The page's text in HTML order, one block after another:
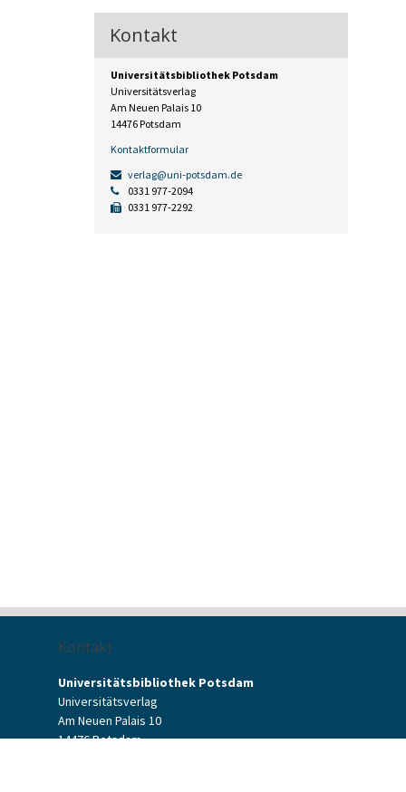
Kontakt
Universitätsbibliothek Potsdam
Universitätsverlag
Am Neuen Palais 10
14476 Potsdam
Kontaktformular
verlag@uni-potsdam.de
0331 977-2094
0331 977-2292
Kontakt
Universitätsbibliothek Potsdam
Universitätsverlag
Am Neuen Palais 10
14476 Potsdam